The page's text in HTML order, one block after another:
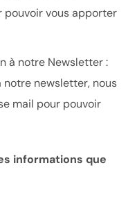
pouvoir vous apporter
à notre Newsletter :
notre newsletter, nous
mail pour pouvoir
informations que